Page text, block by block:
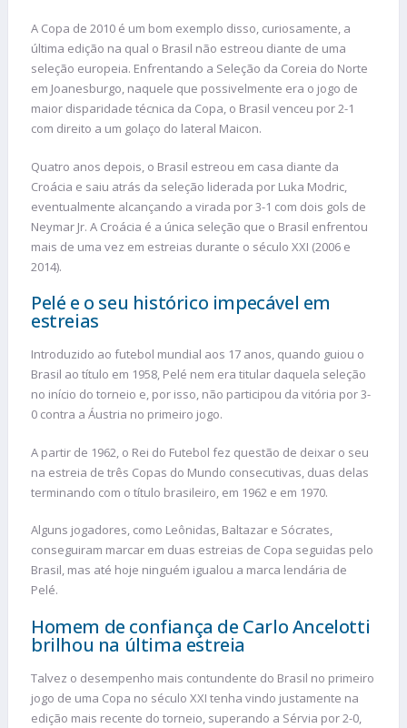
A Copa de 2010 é um bom exemplo disso, curiosamente, a
última edição na qual o Brasil não estreou diante de uma
seleção europeia. Enfrentando a Seleção da Coreia do Norte
em Joanesburgo, naquele que possivelmente era o jogo de
maior disparidade técnica da Copa, o Brasil venceu por 2-1
com direito a um golaço do lateral Maicon.
Quatro anos depois, o Brasil estreou em casa diante da
Croácia e saiu atrás da seleção liderada por Luka Modric,
eventualmente alcançando a virada por 3-1 com dois gols de
Neymar Jr. A Croácia é a única seleção que o Brasil enfrentou
mais de uma vez em estreias durante o século XXI (2006 e
2014).
Pelé e o seu histórico impecável em
estreias
Introduzido ao futebol mundial aos 17 anos, quando guiou o
Brasil ao título em 1958, Pelé nem era titular daquela seleção
no início do torneio e, por isso, não participou da vitória por 3-
0 contra a Áustria no primeiro jogo.
A partir de 1962, o Rei do Futebol fez questão de deixar o seu
na estreia de três Copas do Mundo consecutivas, duas delas
terminando com o título brasileiro, em 1962 e em 1970.
Alguns jogadores, como Leônidas, Baltazar e Sócrates,
conseguiram marcar em duas estreias de Copa seguidas pelo
Brasil, mas até hoje ninguém igualou a marca lendária de
Pelé.
Homem de confiança de Carlo Ancelotti
brilhou na última estreia
Talvez o desempenho mais contundente do Brasil no primeiro
jogo de uma Copa no século XXI tenha vindo justamente na
edição mais recente do torneio, superando a Sérvia por 2-0,